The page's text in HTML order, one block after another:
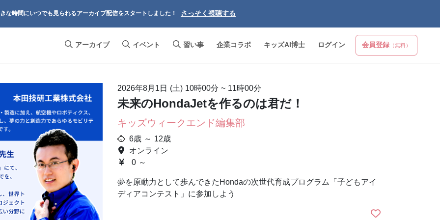
な時間にいつでも見られるアーカイブ配信をスタートしました！ さっそく視聴する
アーカイブ イベント 習い事 企業コラボ キッズAI博士 ログイン 会員登録（無料）
2026年8月1日 (土) 10時00分 ~ 11時00分
未来のHondaJetを作るのは君だ！
キッズウィークエンド編集部
6歳 ～ 12歳
オンライン
0 ～
夢を原動力として歩んできたHondaの次世代育成プログラム「子どもアイ
ディアコンテスト」に参加しよう